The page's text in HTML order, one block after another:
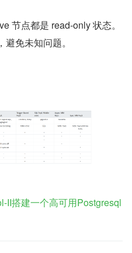
节点都是 read-only 状态。
免未知问题。
II搭建一个高可用Postgresql